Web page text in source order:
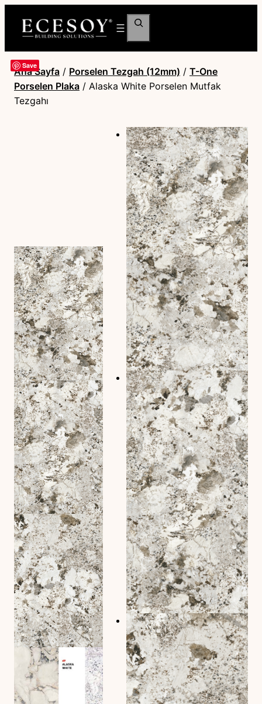
Ara
Save
Ana Sayfa / Porselen Tezgah (12mm) / T-One
Porselen Plaka / Alaska White Porselen Mutfak
Tezgahı